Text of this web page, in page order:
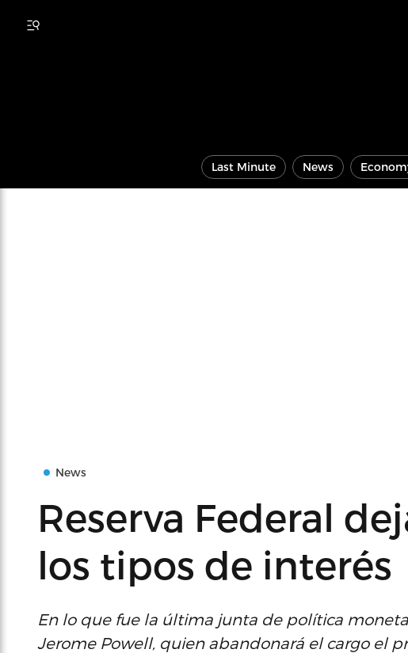
Last Minute News
News
Reserva Federal
los tipos de interés
En lo que fue la última junta de política
Jerome Powell, quien abandonará el cargo el